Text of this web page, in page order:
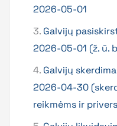
2026-05-01
3. Galvijų
2026-05-01 (ž. ū.
4. Galvijų
2026-04-30
reikmėms ir